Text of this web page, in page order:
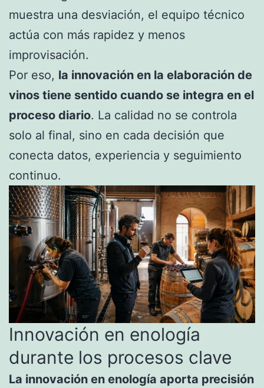
muestra una desviación, el equipo técnico
actúa con más rapidez y menos
improvisación.
Por eso, la innovación en la elaboración de
vinos tiene sentido cuando se integra en el
proceso diario. La calidad no se controla
solo al final, sino en cada decisión que
conecta datos, experiencia y seguimiento
continuo.
Innovación en enología
durante los procesos clave
La innovación en enología aporta precisión